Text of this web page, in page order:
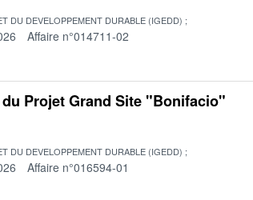
DU DEVELOPPEMENT DURABLE (IGEDD)
Affaire n°014711-02
Projet Grand Site "Bonifacio"
DU DEVELOPPEMENT DURABLE (IGEDD)
Affaire n°016594-01